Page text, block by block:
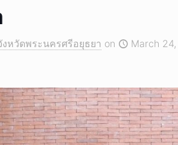
งหวัดพระนครศรีอยุธยา on March